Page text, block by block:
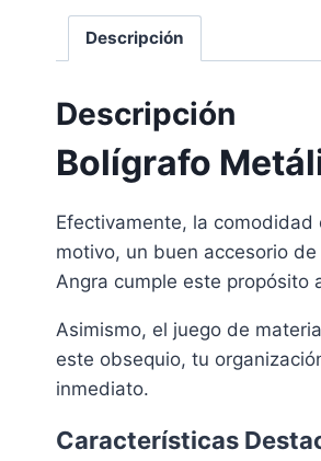
Descripción
Descripción
Bolígrafo
Efectivamente, la
motivo, un buen accesorio
Angra cumple este propósito
Asimismo, el juego de
este obsequio, tu
inmediato.
Características